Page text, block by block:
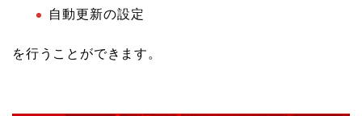
自動更新の設定
を行うことができます。